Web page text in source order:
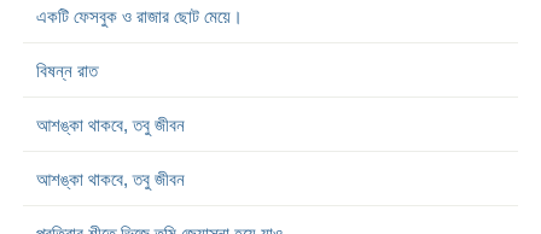
একটি ফেসবুক ও রাজার ছোট মেয়ে।
বিষন্ন রাত
আশঙ্কা থাকবে, তবু জীবন
আশঙ্কা থাকবে, তবু জীবন